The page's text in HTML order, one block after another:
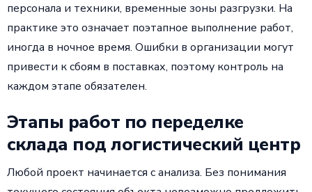
персонала и техники, временные зоны разгрузки. На
практике это означает поэтапное выполнение работ,
иногда в ночное время. Ошибки в организации могут
привести к сбоям в поставках, поэтому контроль на
каждом этапе обязателен.
Этапы работ по переделке
склада под логистический центр
Любой проект начинается с анализа. Без понимания